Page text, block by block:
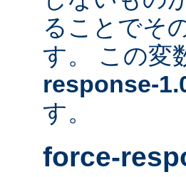
ることでそ
す。 この変
response-
す。
force-